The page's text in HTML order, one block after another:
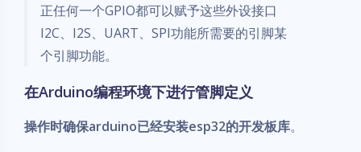
正任何一个GPIO都可以赋予这些外设接口
I2C、I2S、UART、SPI功能所需要的引脚某
个引脚功能。
在Arduino编程环境下进行管脚定义
操作时确保arduino已经安装esp32的开发板库。